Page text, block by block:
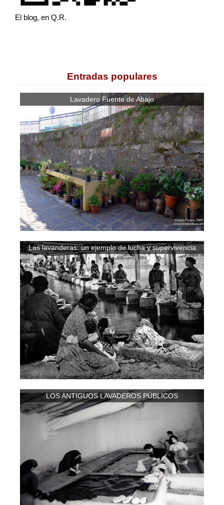
El blog, en Q.R.
Entradas populares
Lavadero Fuente de Abajo
Las lavanderas: un ejemplo de lucha y supervivencia
LOS ANTIGUOS LAVADEROS PÚBLICOS